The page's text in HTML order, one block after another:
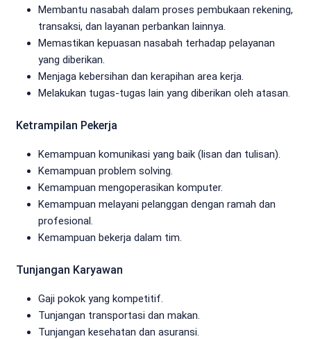
Membantu nasabah dalam proses pembukaan rekening,
transaksi, dan layanan perbankan lainnya.
Memastikan kepuasan nasabah terhadap pelayanan
yang diberikan.
Menjaga kebersihan dan kerapihan area kerja.
Melakukan tugas-tugas lain yang diberikan oleh atasan.
Ketrampilan Pekerja
Kemampuan komunikasi yang baik (lisan dan tulisan).
Kemampuan problem solving.
Kemampuan mengoperasikan komputer.
Kemampuan melayani pelanggan dengan ramah dan
profesional.
Kemampuan bekerja dalam tim.
Tunjangan Karyawan
Gaji pokok yang kompetitif.
Tunjangan transportasi dan makan.
Tunjangan kesehatan dan asuransi.